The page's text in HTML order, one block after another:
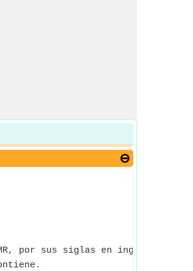
por sus siglas en inglés) para